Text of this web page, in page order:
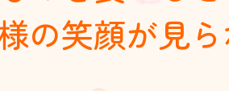
の笑顔が見